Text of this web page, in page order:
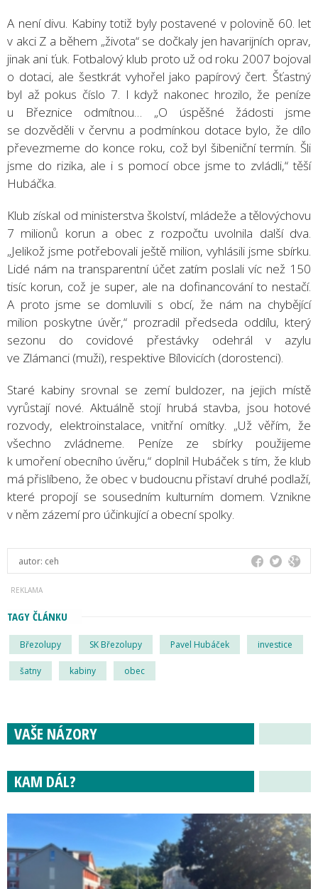
A není divu. Kabiny totiž byly postavené v polovině 60. let
v akci Z a během „života“ se dočkaly jen havarijních oprav,
jinak ani ťuk. Fotbalový klub proto už od roku 2007 bojoval
o dotaci, ale šestkrát vyhořel jako papírový čert. Šťastný
byl až pokus číslo 7. I když nakonec hrozilo, že peníze
u Březnice odmítnou… „O úspěšné žádosti jsme
se dozvěděli v červnu a podmínkou dotace bylo, že dílo
převezmeme do konce roku, což byl šibeniční termín. Šli
jsme do rizika, ale i s pomocí obce jsme to zvládli,“ těší
Hubáčka.
Klub získal od ministerstva školství, mládeže a tělovýchovu
7 milionů korun a obec z rozpočtu uvolnila další dva.
„Jelikož jsme potřebovali ještě milion, vyhlásili jsme sbírku.
Lidé nám na transparentní účet zatím poslali víc než 150
tisíc korun, což je super, ale na dofinancování to nestačí.
A proto jsme se domluvili s obcí, že nám na chybějící
milion poskytne úvěr,“ prozradil předseda oddílu, který
sezonu do covidové přestávky odehrál v azylu
ve Zlámanci (muži), respektive Bílovicích (dorostenci).
Staré kabiny srovnal se zemí buldozer, na jejich místě
vyrůstají nové. Aktuálně stojí hrubá stavba, jsou hotové
rozvody, elektroinstalace, vnitřní omítky. „Už věřím, že
všechno zvládneme. Peníze ze sbírky použijeme
k umoření obecního úvěru,“ doplnil Hubáček s tím, že klub
má přislíbeno, že obec v budoucnu přistaví druhé podlaží,
které propojí se sousedním kulturním domem. Vznikne
v něm zázemí pro účinkující a obecní spolky.
autor: ceh
TAGY ČLÁNKU
Březolupy SK Březolupy Pavel Hubáček investice
šatny kabiny obec
VAŠE NÁZORY
KAM DÁL?